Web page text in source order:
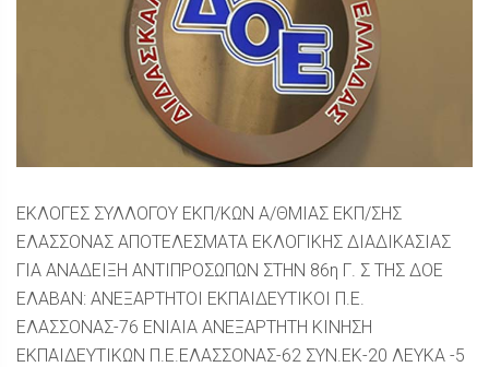
ΕΚΛΟΓΕΣ ΣΥΛΛΟΓΟΥ ΕΚΠ/ΚΩΝ Α/ΘΜΙΑΣ ΕΚΠ/ΣΗΣ
ΕΛΑΣΣΟΝΑΣ ΑΠΟΤΕΛΕΣΜΑΤΑ ΕΚΛΟΓΙΚΗΣ ΔΙΑΔΙΚΑΣΙΑΣ
ΓΙΑ ΑΝΑΔΕΙΞΗ ΑΝΤΙΠΡΟΣΩΠΩΝ ΣΤΗΝ 86η Γ. Σ ΤΗΣ ΔΟΕ
ΕΛΑΒΑΝ: ΑΝΕΞΑΡΤΗΤΟΙ ΕΚΠΑΙΔΕΥΤΙΚΟΙ Π.Ε.
ΕΛΑΣΣΟΝΑΣ-76 ΕΝΙΑΙΑ ΑΝΕΞΑΡΤΗΤΗ ΚΙΝΗΣΗ
ΕΚΠΑΙΔΕΥΤΙΚΩΝ Π.Ε.ΕΛΑΣΣΟΝΑΣ-62 ΣΥΝ.ΕΚ-20 ΛΕΥΚΑ -5